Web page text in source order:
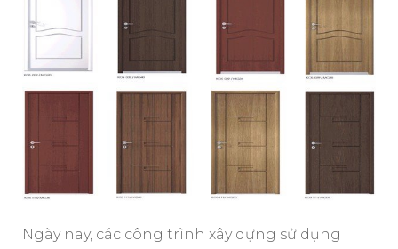
Ngày nay, các công trình xây dựng sử dụng